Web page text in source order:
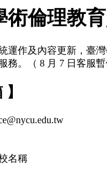
術倫理教
運作及內容更新，臺
務。（ 8 月 7 日客服暫
名稱